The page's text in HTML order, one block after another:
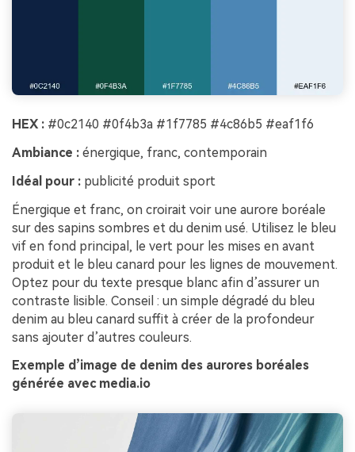
HEX : #0c2140 #0f4b3a #1f7785 #4c86b5 #eaf1f6
Ambiance : énergique, franc, contemporain
Idéal pour : publicité produit sport
Énergique et franc, on croirait voir une aurore boréale
sur des sapins sombres et du denim usé. Utilisez le bleu
vif en fond principal, le vert pour les mises en avant
produit et le bleu canard pour les lignes de mouvement.
Optez pour du texte presque blanc afin d’assurer un
contraste lisible. Conseil : un simple dégradé du bleu
denim au bleu canard suffit à créer de la profondeur
sans ajouter d’autres couleurs.
Exemple d’image de denim des aurores boréales
générée avec media.io